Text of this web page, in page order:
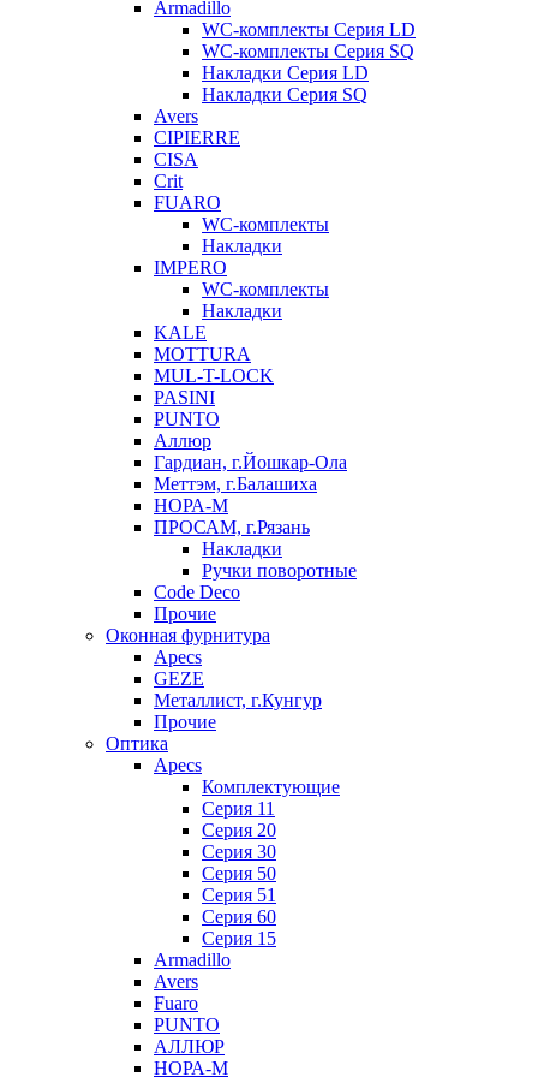
Armadillo
WC-комплекты Серия LD
WC-комплекты Серия SQ
Накладки Серия LD
Накладки Серия SQ
Avers
CIPIERRE
CISA
Crit
FUARO
WC-комплекты
Накладки
IMPERO
WC-комплекты
Накладки
KALE
MOTTURA
MUL-T-LOCK
PASINI
PUNTO
Аллюр
Гардиан, г.Йошкар-Ола
Меттэм, г.Балашиха
НОРА-М
ПРОСАМ, г.Рязань
Накладки
Ручки поворотные
Code Deco
Прочие
Оконная фурнитура
Apecs
GEZE
Металлист, г.Кунгур
Прочие
Оптика
Apecs
Комплектующие
Серия 11
Серия 20
Серия 30
Серия 50
Серия 51
Серия 60
Серия 15
Armadillo
Avers
Fuaro
PUNTO
АЛЛЮР
НОРА-М